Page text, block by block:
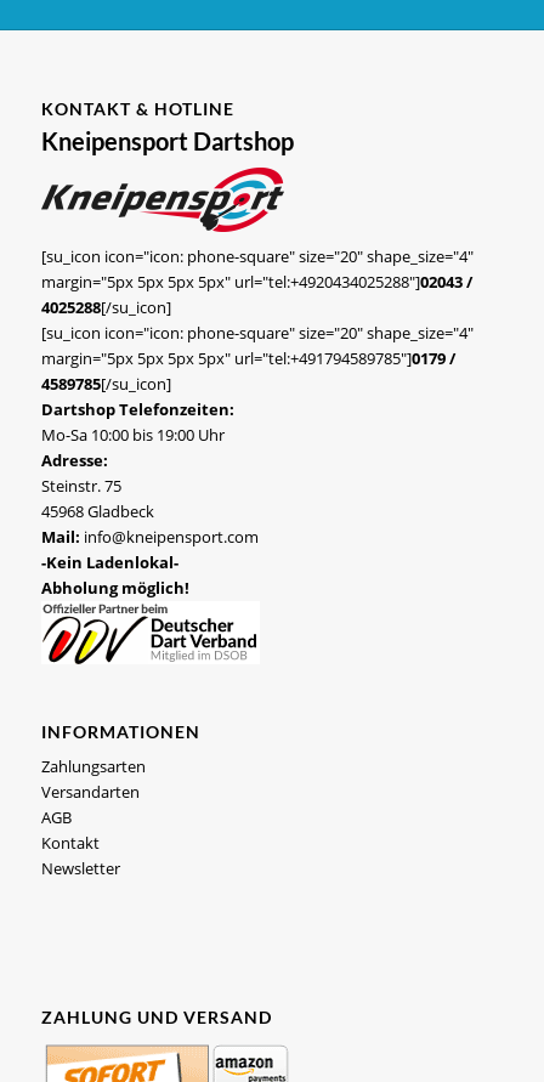
KONTAKT & HOTLINE
Kneipensport Dartshop
[su_icon icon="icon: phone-square" size="20" shape_size="4"
margin="5px 5px 5px 5px" url="tel:+4920434025288"]02043 /
4025288[/su_icon]
[su_icon icon="icon: phone-square" size="20" shape_size="4"
margin="5px 5px 5px 5px" url="tel:+491794589785"]0179 /
4589785[/su_icon]
Dartshop Telefonzeiten:
Mo-Sa 10:00 bis 19:00 Uhr
Adresse:
Steinstr. 75
45968 Gladbeck
Mail: info@kneipensport.com
-Kein Ladenlokal-
Abholung möglich!
INFORMATIONEN
Zahlungsarten
Versandarten
AGB
Kontakt
Newsletter
ZAHLUNG UND VERSAND